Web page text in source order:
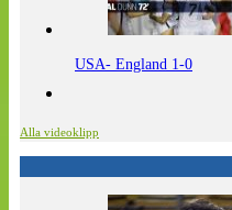
USA- England 1-0
Alla videoklipp